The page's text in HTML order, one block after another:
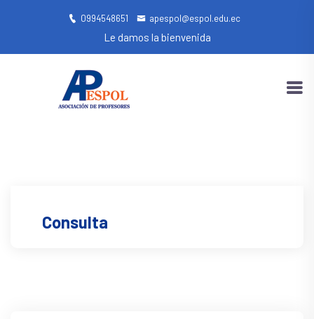
0994548651 apespol@espol.edu.ec
Le damos la bienvenida
Consulta